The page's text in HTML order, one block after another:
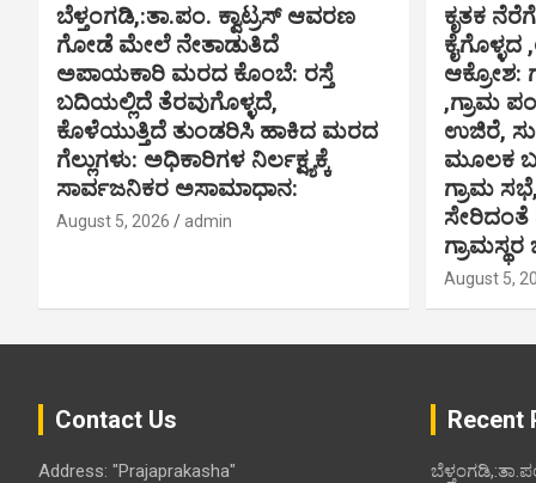
ಬೆಳ್ತಂಗಡಿ,:ತಾ.ಪಂ‌. ಕ್ವಾಟ್ರಸ್ ಆವರಣ
ಗೋಡೆ ಮೇಲೆ ನೇತಾಡುತಿದೆ
ಅಪಾಯಕಾರಿ ಮರದ ಕೊಂಬೆ: ರಸ್ತೆ
ಬದಿಯಲ್ಲಿದೆ ತೆರವುಗೊಳ್ಳದೆ,
ಕೊಳೆಯುತ್ತಿದೆ ತುಂಡರಿಸಿ ಹಾಕಿದ ಮರದ
ಗೆಲ್ಲುಗಳು: ಅಧಿಕಾರಿಗಳ ನಿರ್ಲಕ್ಷ್ಯಕ್ಕೆ
ಸಾರ್ವಜನಿಕರ ಅಸಾಮಾಧಾನ:
August 5, 2026 admin
ಕೃತಕ
ಆಕ್ರೋಶ:
,ಗ್ರಾಮ
ಉಜಿರೆ,
ಮೂಲಕ
ಗ್ರಾಮ
ಸೇರಿದಂತೆ
August 5,
Contact Us
Address: "Prajaprakasha"
Recent